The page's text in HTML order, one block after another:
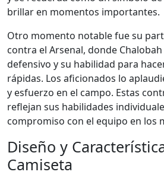
brillar en momentos importantes.
Otro momento notable fue su
contra el Arsenal, donde
defensivo y su habilidad para
rápidas. Los aficionados lo
y esfuerzo en el campo. Estas
reflejan sus habilidades
compromiso con el equipo en los
Diseño y
Camiseta